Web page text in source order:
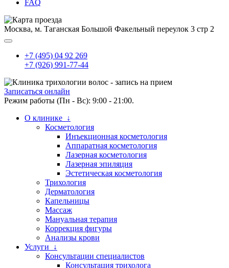
FAQ
Москва, м. Таганская Большой Факельный переулок 3 стр 2
+7 (495) 04 92 269
+7 (926) 991-77-44
Записаться онлайн
Режим работы (Пн - Вс): 9:00 - 21:00.
О клинике ↓
Косметология
Инъекционная косметология
Аппаратная косметология
Лазерная косметология
Лазерная эпиляция
Эстетическая косметология
Трихология
Дерматология
Капельницы
Массаж
Мануальная терапия
Коррекция фигуры
Анализы крови
Услуги ↓
Консультации специалистов
Консультация трихолога